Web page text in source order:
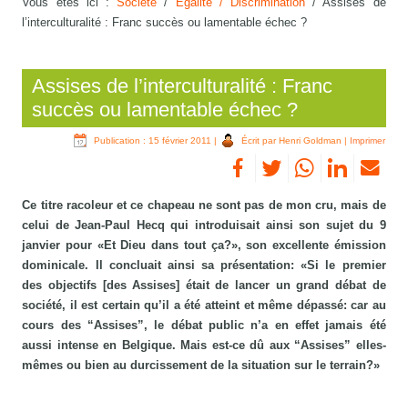
l’interculturalité : Franc succès ou lamentable échec ?
Assises de l’interculturalité : Franc
succès ou lamentable échec ?
Publication : 15 février 2011 | Écrit par Henri Goldman | Imprimer
Ce titre racoleur et ce chapeau ne sont pas de mon cru, mais de
celui de Jean-Paul Hecq qui introduisait ainsi son sujet du 9
janvier pour «Et Dieu dans tout ça?», son excellente émission
dominicale. Il concluait ainsi sa présentation: «Si le premier
des objectifs [des Assises] était de lancer un grand débat de
société, il est certain qu’il a été atteint et même dépassé: car au
cours des “Assises”, le débat public n’a en effet jamais été
aussi intense en Belgique. Mais est-ce dû aux “Assises” elles-
mêmes ou bien au durcissement de la situation sur le terrain?»